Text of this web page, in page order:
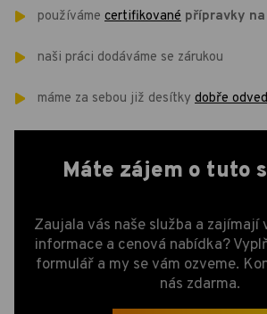
používáme certifikované přípravky
naši práci dodáváme se zárukou
máme za sebou již desítky dobře
Máte zájem o tuto
Zaujala vás naše služba a zajímají
informace a cenová nabídka?
formulář a my se vám ozveme.
nás zdarma.